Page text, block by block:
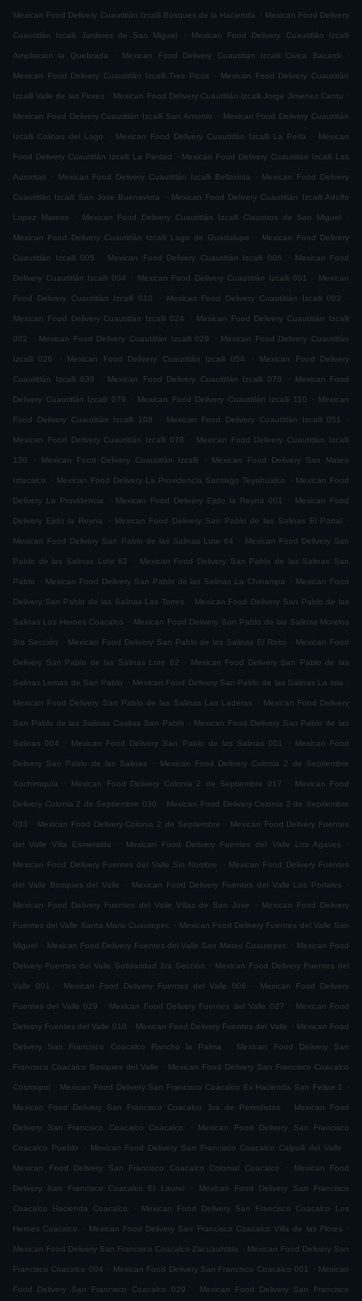
Mexican Food Delivery Cuautitlán Izcalli Bosques de la Hacienda . Mexican Food Delivery
Cuautitlán Izcalli Jardines de San Miguel . Mexican Food Delivery Cuautitlán Izcalli
Ampliacion la Quebrada . Mexican Food Delivery Cuautitlán Izcalli Civica Bacardi .
Mexican Food Delivery Cuautitlán Izcalli Tres Picos . Mexican Food Delivery Cuautitlán
Izcalli Valle de las Flores . Mexican Food Delivery Cuautitlán Izcalli Jorge Jimenez Cantu .
Mexican Food Delivery Cuautitlán Izcalli San Antonio . Mexican Food Delivery Cuautitlán
Izcalli Colinas del Lago . Mexican Food Delivery Cuautitlán Izcalli La Perla . Mexican
Food Delivery Cuautitlán Izcalli La Piedad . Mexican Food Delivery Cuautitlán Izcalli Las
Auroritas . Mexican Food Delivery Cuautitlán Izcalli Bellavista . Mexican Food Delivery
Cuautitlán Izcalli San Jose Buenavista . Mexican Food Delivery Cuautitlán Izcalli Adolfo
Lopez Mateos . Mexican Food Delivery Cuautitlán Izcalli Claustros de San Miguel .
Mexican Food Delivery Cuautitlán Izcalli Lago de Guadalupe . Mexican Food Delivery
Cuautitlán Izcalli 005 . Mexican Food Delivery Cuautitlán Izcalli 006 . Mexican Food
Delivery Cuautitlán Izcalli 004 . Mexican Food Delivery Cuautitlán Izcalli 001 . Mexican
Food Delivery Cuautitlán Izcalli 010 . Mexican Food Delivery Cuautitlán Izcalli 003 .
Mexican Food Delivery Cuautitlán Izcalli 024 . Mexican Food Delivery Cuautitlán Izcalli
002 . Mexican Food Delivery Cuautitlán Izcalli 029 . Mexican Food Delivery Cuautitlán
Izcalli 026 . Mexican Food Delivery Cuautitlán Izcalli 054 . Mexican Food Delivery
Cuautitlán Izcalli 039 . Mexican Food Delivery Cuautitlán Izcalli 076 . Mexican Food
Delivery Cuautitlán Izcalli 079 . Mexican Food Delivery Cuautitlán Izcalli 110 . Mexican
Food Delivery Cuautitlán Izcalli 108 . Mexican Food Delivery Cuautitlán Izcalli 051 .
Mexican Food Delivery Cuautitlán Izcalli 078 . Mexican Food Delivery Cuautitlán Izcalli
120 . Mexican Food Delivery Cuautitlán Izcalli . Mexican Food Delivery San Mateo
Iztacalco . Mexican Food Delivery La Providencia Santiago Teyahualco . Mexican Food
Delivery La Providencia . Mexican Food Delivery Ejido la Reyna 001 . Mexican Food
Delivery Ejido la Reyna . Mexican Food Delivery San Pablo de las Salinas El Portal .
Mexican Food Delivery San Pablo de las Salinas Lote 64 . Mexican Food Delivery San
Pablo de las Salinas Lote 82 . Mexican Food Delivery San Pablo de las Salinas San
Pablo . Mexican Food Delivery San Pablo de las Salinas La Chinampa . Mexican Food
Delivery San Pablo de las Salinas Las Torres . Mexican Food Delivery San Pablo de las
Salinas Los Heroes Coacalco . Mexican Food Delivery San Pablo de las Salinas Morelos
3ra Sección . Mexican Food Delivery San Pablo de las Salinas El Reloj . Mexican Food
Delivery San Pablo de las Salinas Lote 62 . Mexican Food Delivery San Pablo de las
Salinas Lomas de San Pablo . Mexican Food Delivery San Pablo de las Salinas La Isla .
Mexican Food Delivery San Pablo de las Salinas Las Laderas . Mexican Food Delivery
San Pablo de las Salinas Casitas San Pablo . Mexican Food Delivery San Pablo de las
Salinas 004 . Mexican Food Delivery San Pablo de las Salinas 001 . Mexican Food
Delivery San Pablo de las Salinas . Mexican Food Delivery Colonia 2 de Septiembre
Xochimiquia . Mexican Food Delivery Colonia 2 de Septiembre 017 . Mexican Food
Delivery Colonia 2 de Septiembre 030 . Mexican Food Delivery Colonia 2 de Septiembre
033 . Mexican Food Delivery Colonia 2 de Septiembre . Mexican Food Delivery Fuentes
del Valle Villa Esmeralda . Mexican Food Delivery Fuentes del Valle Los Agaves .
Mexican Food Delivery Fuentes del Valle Sin Nombre . Mexican Food Delivery Fuentes
del Valle Bosques del Valle . Mexican Food Delivery Fuentes del Valle Los Portales .
Mexican Food Delivery Fuentes del Valle Villas de San Jose . Mexican Food Delivery
Fuentes del Valle Santa Maria Cuautepec . Mexican Food Delivery Fuentes del Valle San
Miguel . Mexican Food Delivery Fuentes del Valle San Mateo Cuautepec . Mexican Food
Delivery Fuentes del Valle Solidaridad 1ra Sección . Mexican Food Delivery Fuentes del
Valle 001 . Mexican Food Delivery Fuentes del Valle 006 . Mexican Food Delivery
Fuentes del Valle 029 . Mexican Food Delivery Fuentes del Valle 027 . Mexican Food
Delivery Fuentes del Valle 010 . Mexican Food Delivery Fuentes del Valle . Mexican Food
Delivery San Francisco Coacalco Rancho la Palma . Mexican Food Delivery San
Francisco Coacalco Bosques del Valle . Mexican Food Delivery San Francisco Coacalco
Cosmopol . Mexican Food Delivery San Francisco Coacalco Ex Hacienda San Felipe 1 .
Mexican Food Delivery San Francisco Coacalco 3ra de Periodistas . Mexican Food
Delivery San Francisco Coacalco Coacalco . Mexican Food Delivery San Francisco
Coacalco Pueblo . Mexican Food Delivery San Francisco Coacalco Calpulli del Valle .
Mexican Food Delivery San Francisco Coacalco Colonial Coacalco . Mexican Food
Delivery San Francisco Coacalco El Laurel . Mexican Food Delivery San Francisco
Coacalco Hacienda Coacalco . Mexican Food Delivery San Francisco Coacalco Los
Heroes Coacalco . Mexican Food Delivery San Francisco Coacalco Villa de las Flores .
Mexican Food Delivery San Francisco Coacalco Zacuauhtitla . Mexican Food Delivery San
Francisco Coacalco 004 . Mexican Food Delivery San Francisco Coacalco 001 . Mexican
Food Delivery San Francisco Coacalco 029 . Mexican Food Delivery San Francisco